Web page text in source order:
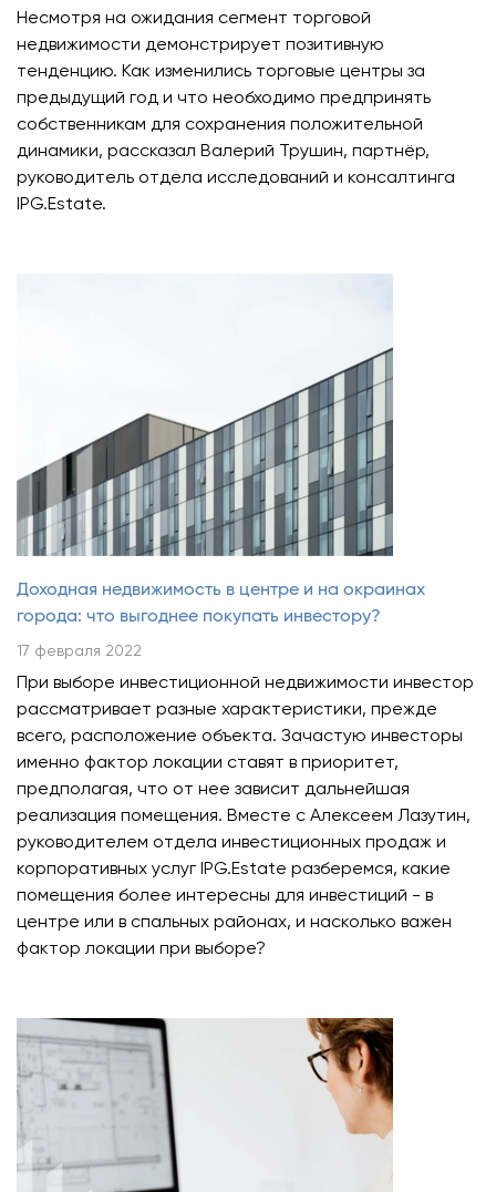
Несмотря на ожидания сегмент торговой
недвижимости демонстрирует позитивную
тенденцию. Как изменились торговые центры за
предыдущий год и что необходимо предпринять
собственникам для сохранения положительной
динамики, рассказал Валерий Трушин, партнёр,
руководитель отдела исследований и консалтинга
IPG.Estate.
Доходная недвижимость в центре и на окраинах
города: что выгоднее покупать инвестору?
17 февраля 2022
При выборе инвестиционной недвижимости инвестор
рассматривает разные характеристики, прежде
всего, расположение объекта. Зачастую инвесторы
именно фактор локации ставят в приоритет,
предполагая, что от нее зависит дальнейшая
реализация помещения. Вместе с Алексеем Лазутин,
руководителем отдела инвестиционных продаж и
корпоративных услуг IPG.Estate разберемся, какие
помещения более интересны для инвестиций - в
центре или в спальных районах, и насколько важен
фактор локации при выборе?